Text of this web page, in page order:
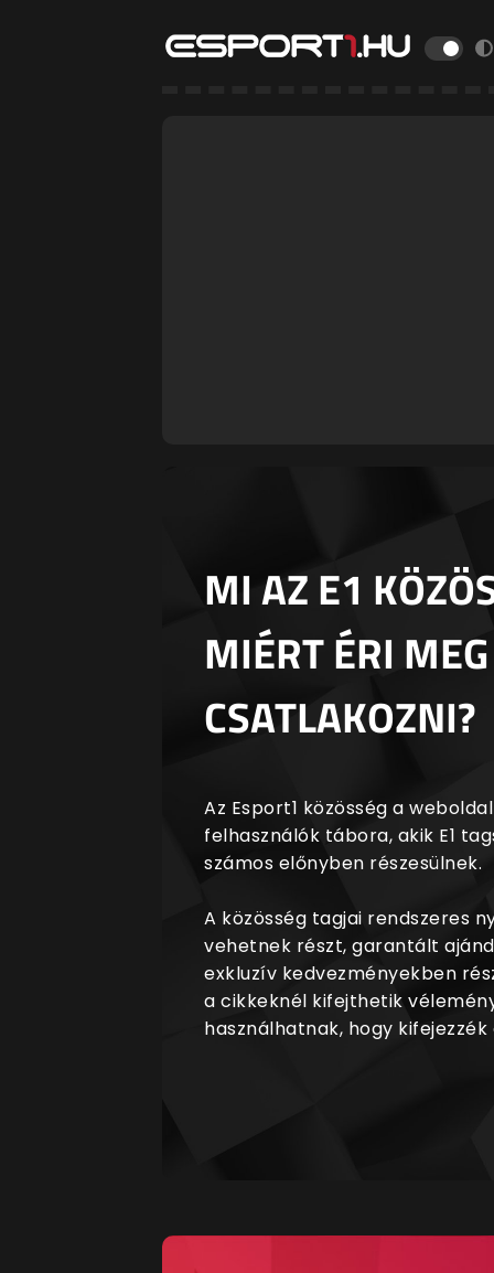
MI AZ E1
MIÉRT ÉRI MEG
CSATLAKOZNI?
Az Esport1 közösség a
felhasználók tábora, akik E1
számos előnyben részesülnek.
A közösség tagjai rendszeres
vehetnek részt, garantált
exkluzív kedvezményekben
a cikkeknél kifejthetik
használhatnak, hogy